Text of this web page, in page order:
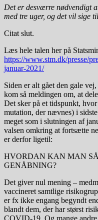
Det er desværre nødvendigt
med tre uger, og det vil sige
Citat slut.
Læs hele talen her på
https://www.stm.dk/presse/
januar-2021/
Siden er alt gået den gale
kom så meldingen om, at
Det sker på et tidspunkt,
mutation, der nævnes) i
meget som i slutningen af
valsen omkring at fortsætte
er derfor ligetil:
HVORDAN KAN MAN
GENÅBNING?
Det giver nul mening –
vaccineret samtlige
er fx ikke engang begyndt
blandt dem, der har størst
COVID-19. Og mange